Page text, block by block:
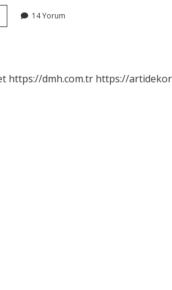
14 Yorum
https://dmh.com.tr https://